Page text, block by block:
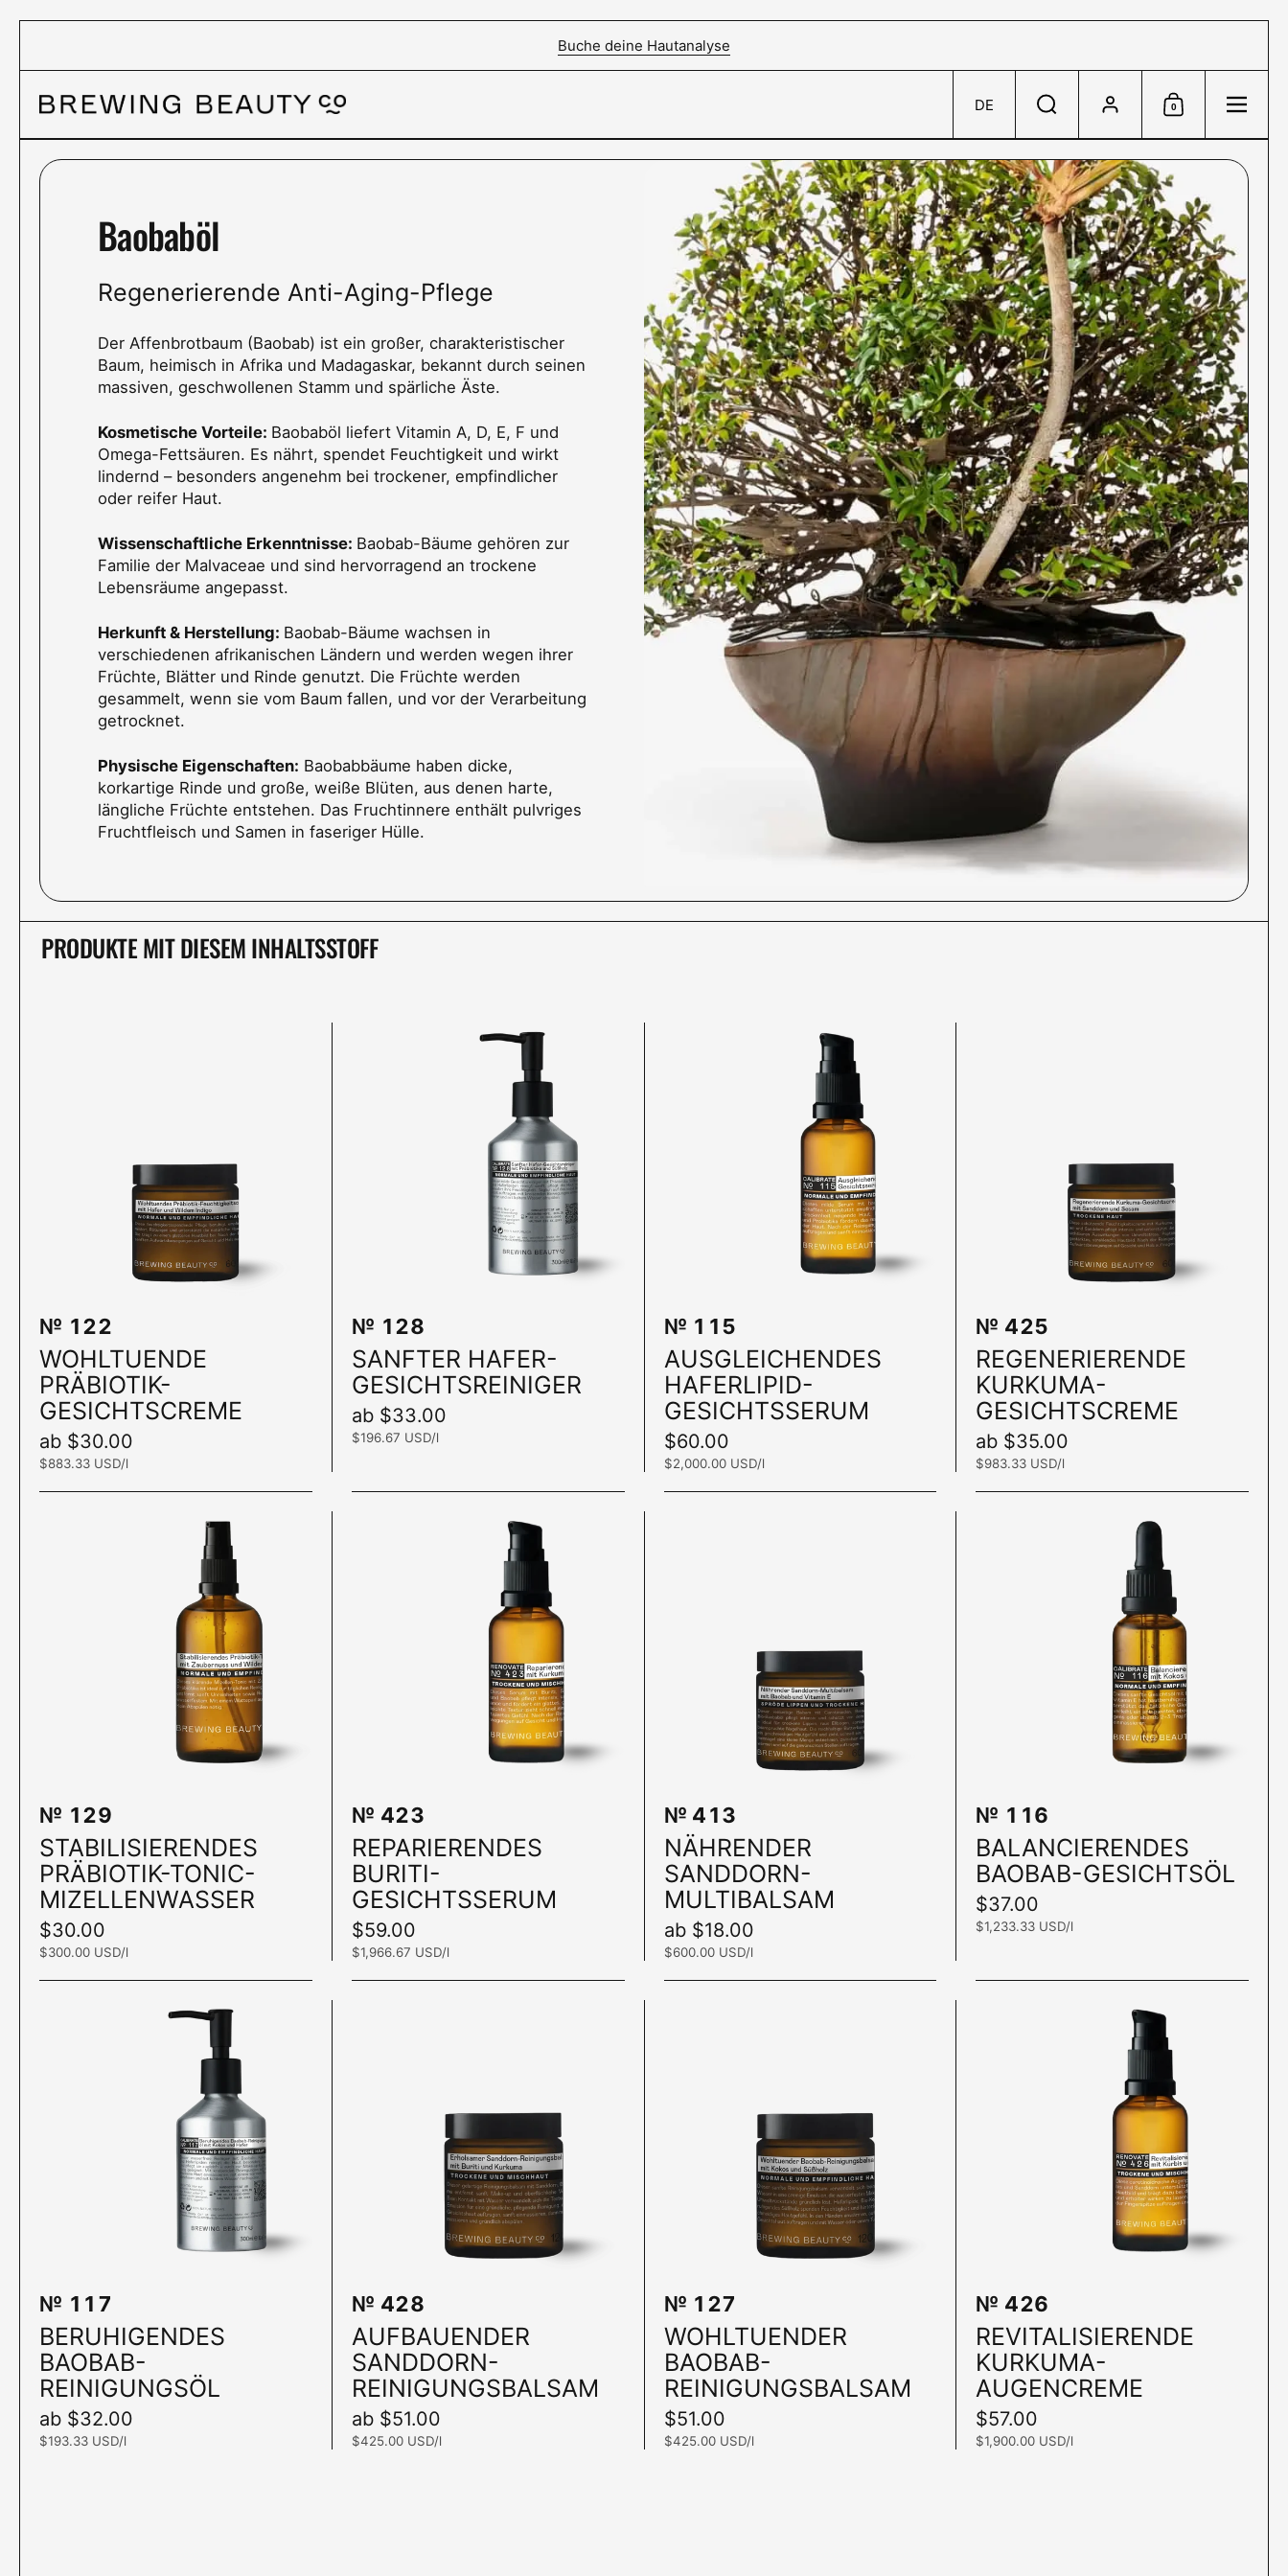
Buche deine Hautanalyse
DE
Sprache/Währung wählen
Suche
Konto
Einkaufswagen
0 Menü
Baobaböl
Regenerierende Anti-Aging-Pflege
Der Affenbrotbaum (Baobab) ist ein großer, charakteristischer
Baum, heimisch in Afrika und Madagaskar, bekannt durch seinen
massiven, geschwollenen Stamm und spärliche Äste.
Kosmetische Vorteile: Baobaböl liefert Vitamin A, D, E, F und
Omega-Fettsäuren. Es nährt, spendet Feuchtigkeit und wirkt
lindernd – besonders angenehm bei trockener, empfindlicher
oder reifer Haut.
Wissenschaftliche Erkenntnisse: Baobab-Bäume gehören zur
Familie der Malvaceae und sind hervorragend an trockene
Lebensräume angepasst.
Herkunft & Herstellung: Baobab-Bäume wachsen in
verschiedenen afrikanischen Ländern und werden wegen ihrer
Früchte, Blätter und Rinde genutzt. Die Früchte werden
gesammelt, wenn sie vom Baum fallen, und vor der Verarbeitung
getrocknet.
Physische Eigenschaften: Baobabbäume haben dicke,
korkartige Rinde und große, weiße Blüten, aus denen harte,
längliche Früchte entstehen. Das Fruchtinnere enthält pulvriges
Fruchtfleisch und Samen in faseriger Hülle.
PRODUKTE MIT DIESEM INHALTSSTOFF
In den Warenkorb
№ 122
WOHLTUENDE
PRÄBIOTIK-
GESICHTSCREME
Preis:
ab $30.00
Stückpreis:
$883.33 USD/l
In den Warenkorb
№ 128
SANFTER HAFER-
GESICHTSREINIGER
Preis:
ab $33.00
Stückpreis:
$196.67 USD/l
In den Warenkorb
№ 115
AUSGLEICHENDES
HAFERLIPID-
GESICHTSSERUM
Preis:
$60.00
Stückpreis:
$2,000.00 USD/l
№ 425
REGENERIERENDE
KURKUMA-
GESICHTSCREME
Preis:
ab $35.00
Stückpreis:
$983.33 USD/l
In den Warenkorb
№ 129
STABILISIERENDES
PRÄBIOTIK-TONIC-
MIZELLENWASSER
Preis:
$30.00
Stückpreis:
$300.00 USD/l
In den Warenkorb
№ 423
REPARIERENDES
BURITI-
GESICHTSSERUM
Preis:
$59.00
Stückpreis:
$1,966.67 USD/l
In den Warenkorb
№ 413
NÄHRENDER
SANDDORN-
MULTIBALSAM
Preis:
ab $18.00
Stückpreis:
$600.00 USD/l
№ 116
BALANCIERENDES
BAOBAB-GESICHTSÖL
Preis:
$37.00
Stückpreis:
$1,233.33 USD/l
In den Warenkorb
№ 117
BERUHIGENDES
BAOBAB-
REINIGUNGSÖL
Preis:
ab $32.00
Stückpreis:
$193.33 USD/l
In den Warenkorb
№ 428
AUFBAUENDER
SANDDORN-
REINIGUNGSBALSAM
Preis:
ab $51.00
Stückpreis:
$425.00 USD/l
№ 127
WOHLTUENDER
BAOBAB-
REINIGUNGSBALSAM
Preis:
$51.00
Stückpreis:
$425.00 USD/l
№ 426
REVITALISIERENDE
KURKUMA-
AUGENCREME
Preis:
$57.00
Stückpreis:
$1,900.00 USD/l